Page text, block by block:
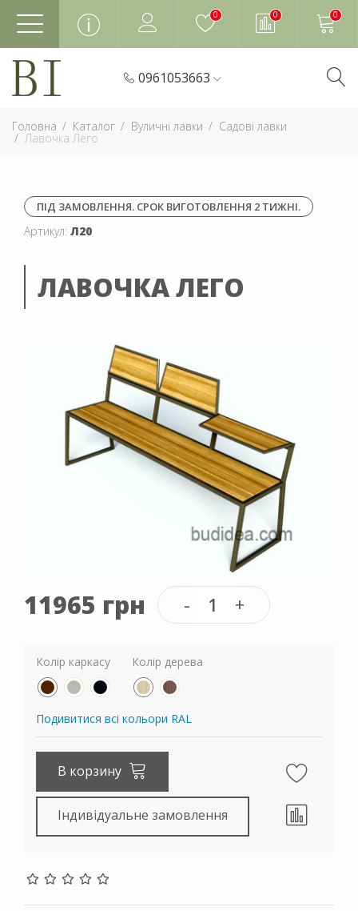
0 0 0
0961053663
Головна Каталог Вуличні лавки Садові лавки
Лавочка Лего
ПІД ЗАМОВЛЕННЯ. СРОК ВИГОТОВЛЕННЯ 2 ТИЖНІ.
Артикул: Л20
ЛАВОЧКА ЛЕГО
11965 грн
Колір каркасу Колір дерева
Подивитися всі кольори RAL
В корзину
Індивідуальне замовлення